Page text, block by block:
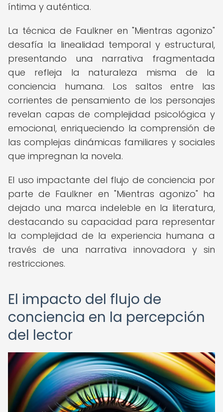
íntima y auténtica.
La técnica de Faulkner en "Mientras agonizo"
desafía la linealidad temporal y estructural,
presentando una narrativa fragmentada
que refleja la naturaleza misma de la
conciencia humana. Los saltos entre las
corrientes de pensamiento de los personajes
revelan capas de complejidad psicológica y
emocional, enriqueciendo la comprensión de
las complejas dinámicas familiares y sociales
que impregnan la novela.
El uso impactante del flujo de conciencia por
parte de Faulkner en "Mientras agonizo" ha
dejado una marca indeleble en la literatura,
destacando su capacidad para representar
la complejidad de la experiencia humana a
través de una narrativa innovadora y sin
restricciones.
El impacto del flujo de
conciencia en la percepción
del lector